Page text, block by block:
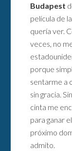
Budapest
película de
quería ver.
veces, no
porque
sentarme a
sin gracia.
cinta me
para ganar
próximo
admito.